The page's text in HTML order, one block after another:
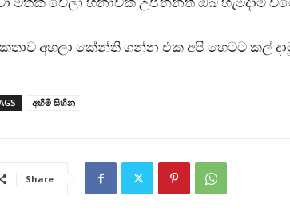
අහලා කේන්ති ගන්න එක අපි හෙටට කල්
අහිමි සිහින
Share